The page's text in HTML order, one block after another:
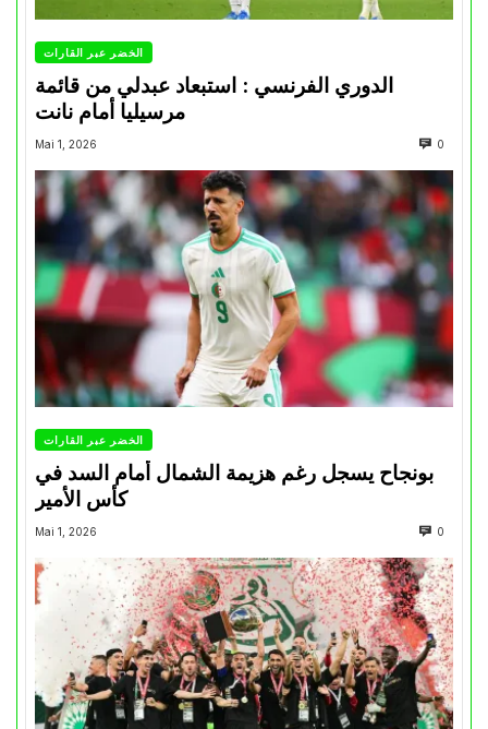
الخضر عبر القارات
الدوري الفرنسي : استبعاد عبدلي من قائمة
مرسيليا أمام نانت
Mai 1, 2026 0
الخضر عبر القارات
بونجاح يسجل رغم هزيمة الشمال أمام السد في
كأس الأمير
Mai 1, 2026 0